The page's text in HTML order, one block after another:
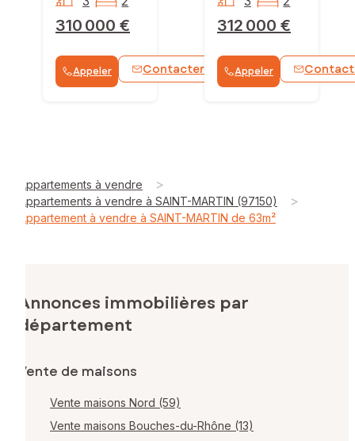
310 000 €
Appeler Contacter WhatsApp
312 000 €
Appeler
Appartements à vendre >
Appartements à vendre à SAINT-MARTIN (97150) >
Appartement à vendre à SAINT-MARTIN de 63m²
Annonces immobilières par
département
Vente de maisons
Vente maisons Nord (59)
Vente maisons Bouches-du-Rhône (13)